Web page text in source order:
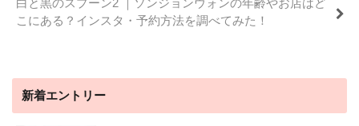
こにある？インスタ・予約方法を調べてみた！
新着エントリー